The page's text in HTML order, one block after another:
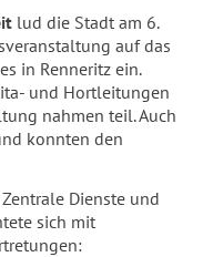
lud die Stadt am 6.
auf das
in Renneritz ein.
und Hortleitungen
nahmen teil. Auch
konnten den
Dienste und
sich mit